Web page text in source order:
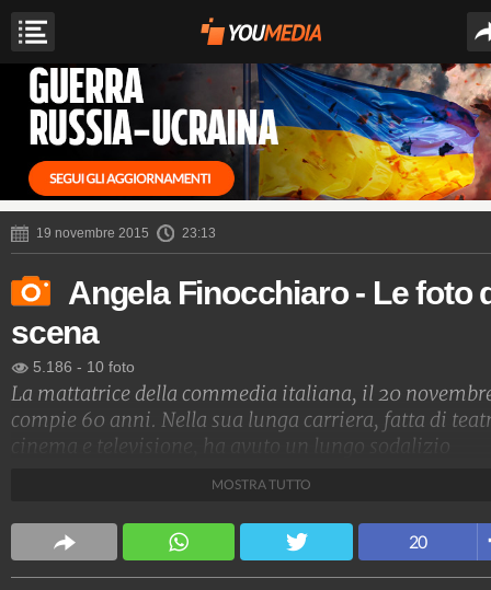
19 novembre 2015 23:13
Angela Finocchiaro - Le foto
scena
5.186 - 10 foto
La mattatrice della commedia italiana, il 20
compie 60 anni. Nella sua lunga carriera, fatta di
cinema e televisione, ha avuto un lungo sodalizio
Spettacolo Fanpage
MOSTRA TUTTO
20